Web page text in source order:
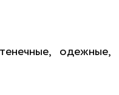
одежные,